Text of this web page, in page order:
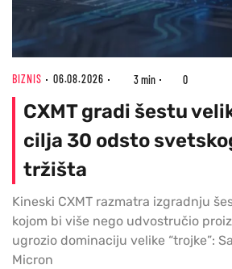
BIZNIS 06.08.2026 3 min 0
CXMT gradi šestu
cilja 30 odsto
tržišta
Kineski CXMT razmatra izgradnju
kojom bi više nego udvostručio
ugrozio dominaciju velike “trojke”:
Micron